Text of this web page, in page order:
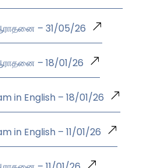
ஆராதனை – 31/05/26
ஆராதனை – 18/01/26
in English – 18/01/26
in English – 11/01/26